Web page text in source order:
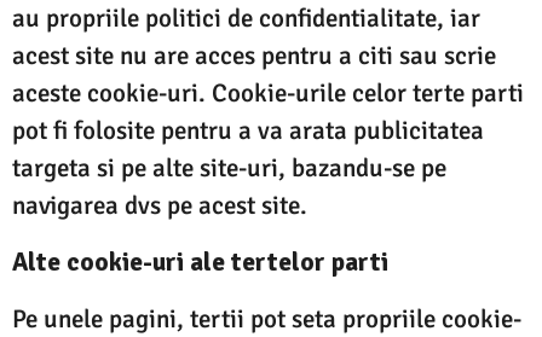
au propriile politici de confidentialitate, iar
acest site nu are acces pentru a citi sau scrie
aceste cookie-uri. Cookie-urile celor terte parti
pot fi folosite pentru a va arata publicitatea
targeta si pe alte site-uri, bazandu-se pe
navigarea dvs pe acest site.
Alte cookie-uri ale tertelor parti
Pe unele pagini, tertii pot seta propriile cookie-